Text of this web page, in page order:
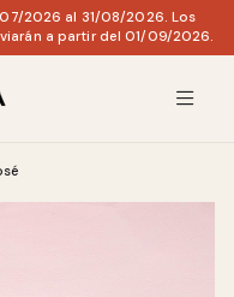
2026 al 31/08/2026. Los
a partir del 01/09/2026.